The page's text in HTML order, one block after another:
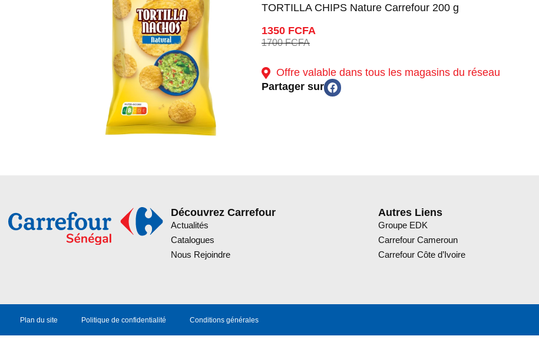
TORTILLA CHIPS Nature Carrefour 200 g
1350 FCFA
1700 FCFA
Offre valable dans tous les magasins du réseau
Partager sur
Découvrez Carrefour
Actualités
Catalogues
Nous Rejoindre
Autres Liens
Groupe EDK
Carrefour Cameroun
Carrefour Côte d’Ivoire
Plan du site Politique de confidentialité Conditions générales